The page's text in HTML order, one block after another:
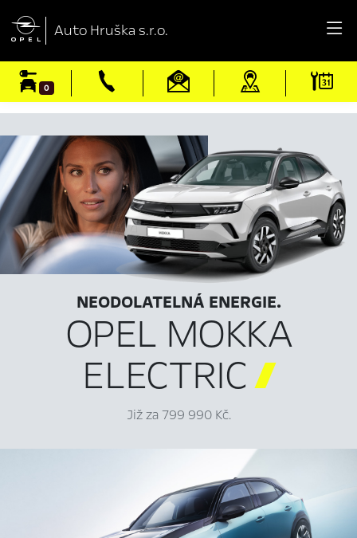
 Auto Hruška s.r.o.
0
NEODOLATELNÁ ENERGIE.
OPEL MOKKA
ELECTRIC
Již za 799 990 Kč.